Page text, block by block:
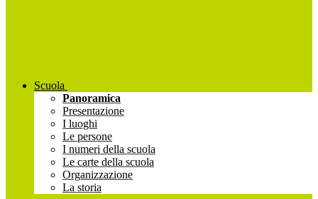
Scuola
Panoramica
Presentazione
I luoghi
Le persone
I numeri della scuola
Le carte della scuola
Organizzazione
La storia